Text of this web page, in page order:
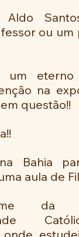
Aldo
ou um
um eterno
na
questão!!
Bahia
aula de
me da